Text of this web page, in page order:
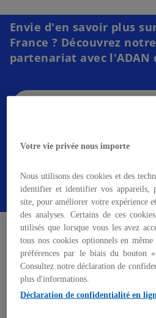
Envie d'en savoir plus
France ? Découvrez
partenariat avec l'ADAN
Recevoir
L’Adan dévoile les résultats
crypto en France,
grand public, confiée au
d’une conférence accueillie
d'État chargé de la
Communications
Votre vie privée nous importe
Nous utilisons des cookies et des
identifier et identifier vos appareils,
site, pour améliorer votre expérience
des analyses. Certains de ces
utilisés que lorsque vous les avez
tous nos cookies optionnels en
préférences par le biais du bouton «
Consultez notre déclaration de
plus d'informations.
Déclaration de confidentialité en